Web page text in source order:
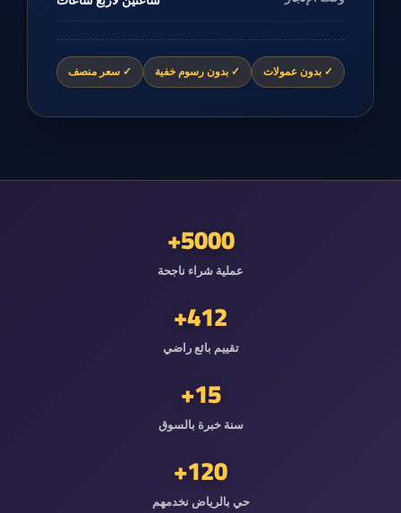
✓ بدون عمولات ✓ بدون رسوم خفية ✓ سعر منصف
5000+
عملية شراء ناجحة
412+
تقييم بائع راضي
15+
سنة خبرة بالسوق
120+
حي بالرياض نخدمهم